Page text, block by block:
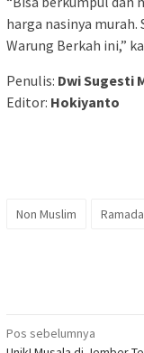
harga nasinya murah.
Warung Berkah ini,”
Penulis: Dwi Sugesti
Editor: Hokiyanto
Non Muslim
Navigasi
Pos sebelumnya